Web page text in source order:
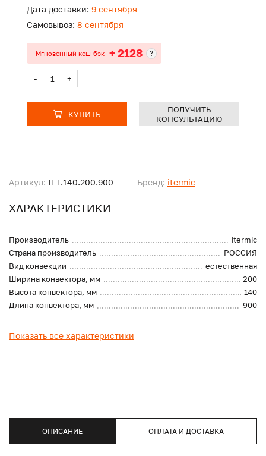
Артикул: ITT.140.200.900 Бренд: itermic
ХАРАКТЕРИСТИКИ
Производитель
itermic
Страна производитель
РОССИЯ
Вид конвекции
естественная
Ширина конвектора, мм
200
Высота конвектора, мм
140
Длина конвектора, мм
900
Показать все характеристики
Дата доставки: 9 сентября
Самовывоз: 8 сентября
Мгновенный кеш-бэк + 2128 ?
- +
КУПИТЬ
ПОЛУЧИТЬ
КОНСУЛЬТАЦИЮ
ОПИСАНИЕ ОПЛАТА И ДОСТАВКА